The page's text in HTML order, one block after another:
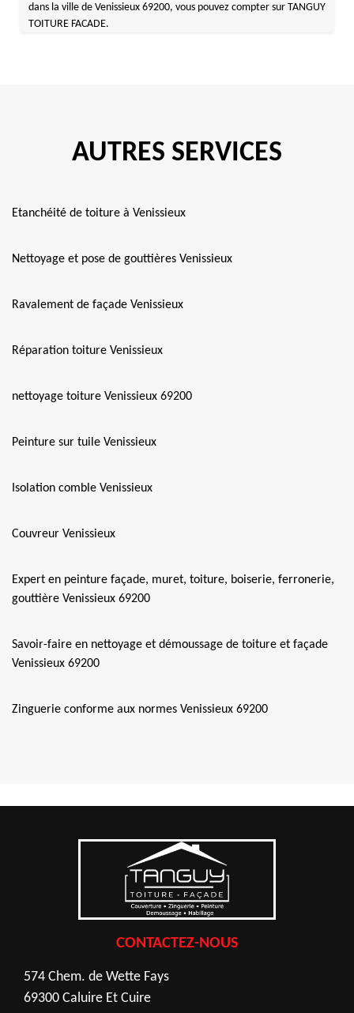
dans la ville de Venissieux 69200, vous pouvez compter sur TANGUY
TOITURE FACADE.
AUTRES SERVICES
Etanchéité de toiture à Venissieux
Nettoyage et pose de gouttières Venissieux
Ravalement de façade Venissieux
Réparation toiture Venissieux
nettoyage toiture Venissieux 69200
Peinture sur tuile Venissieux
Isolation comble Venissieux
Couvreur Venissieux
Expert en peinture façade, muret, toiture, boiserie, ferronerie,
gouttière Venissieux 69200
Savoir-faire en nettoyage et démoussage de toiture et façade
Venissieux 69200
Zinguerie conforme aux normes Venissieux 69200
CONTACTEZ-NOUS
574 Chem. de Wette Fays
69300 Caluire Et Cuire